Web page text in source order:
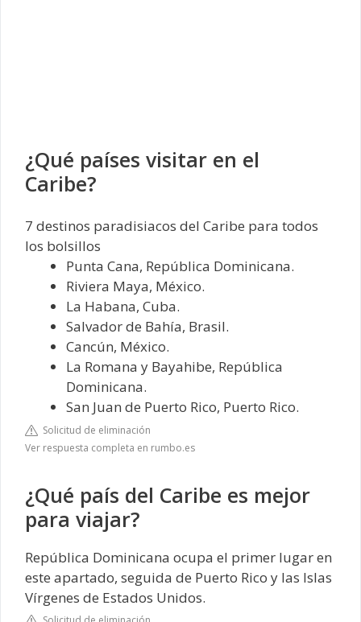
¿Qué países visitar en el
Caribe?
7 destinos paradisiacos del Caribe para todos
los bolsillos
Punta Cana, República Dominicana.
Riviera Maya, México.
La Habana, Cuba.
Salvador de Bahía, Brasil.
Cancún, México.
La Romana y Bayahibe, República
Dominicana.
San Juan de Puerto Rico, Puerto Rico.
Solicitud de eliminación
Ver respuesta completa en rumbo.es
¿Qué país del Caribe es mejor
para viajar?
República Dominicana ocupa el primer lugar en
este apartado, seguida de Puerto Rico y las Islas
Vírgenes de Estados Unidos.